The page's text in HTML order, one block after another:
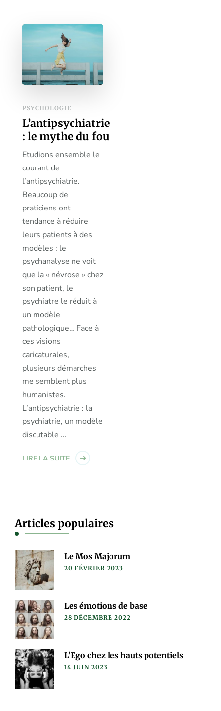
PSYCHOLOGIE
L’antipsychiatrie
: le mythe du fou
Etudions ensemble le
courant de
l’antipsychiatrie.
Beaucoup de
praticiens ont
tendance à réduire
leurs patients à des
modèles : le
psychanalyse ne voit
que la « névrose » chez
son patient, le
psychiatre le réduit à
un modèle
pathologique… Face à
ces visions
caricaturales,
plusieurs démarches
me semblent plus
humanistes.
L’antipsychiatrie : la
psychiatrie, un modèle
discutable …
LIRE LA SUITE
Articles populaires
Le Mos Majorum
20 FÉVRIER 2023
Les émotions de base
28 DÉCEMBRE 2022
L’Ego chez les hauts potentiels
14 JUIN 2023